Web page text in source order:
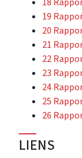
19
20
21
22
23
24
25
26
LIENS